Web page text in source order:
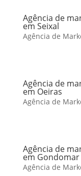
Agência de
em Seixal
Agência de
Agência de
em Oeiras
Agência de
Agência de
em Gondomar
Agência de